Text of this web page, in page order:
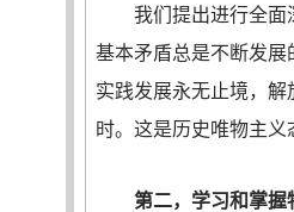
我们提出进行全面深
基本矛盾总是不断发
实践发展永无止境，
时。这是历史唯物主义
第二，学习和掌握